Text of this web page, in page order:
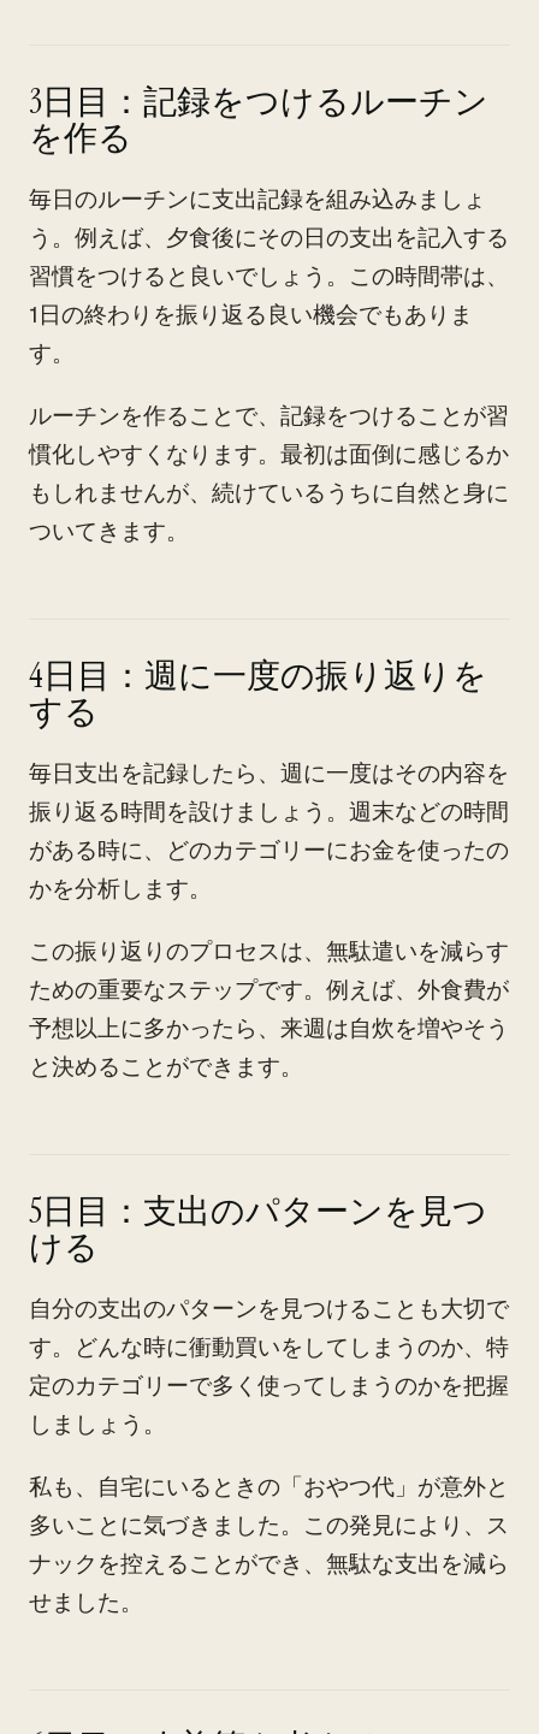
3日目：記録をつけるルーチン
を作る
毎日のルーチンに支出記録を組み込みましょ
う。例えば、夕食後にその日の支出を記入する
習慣をつけると良いでしょう。この時間帯は、
1日の終わりを振り返る良い機会でもありま
す。
ルーチンを作ることで、記録をつけることが習
慣化しやすくなります。最初は面倒に感じるか
もしれませんが、続けているうちに自然と身に
ついてきます。
4日目：週に一度の振り返りを
する
毎日支出を記録したら、週に一度はその内容を
振り返る時間を設けましょう。週末などの時間
がある時に、どのカテゴリーにお金を使ったの
かを分析します。
この振り返りのプロセスは、無駄遣いを減らす
ための重要なステップです。例えば、外食費が
予想以上に多かったら、来週は自炊を増やそう
と決めることができます。
5日目：支出のパターンを見つ
ける
自分の支出のパターンを見つけることも大切で
す。どんな時に衝動買いをしてしまうのか、特
定のカテゴリーで多く使ってしまうのかを把握
しましょう。
私も、自宅にいるときの「おやつ代」が意外と
多いことに気づきました。この発見により、ス
ナックを控えることができ、無駄な支出を減ら
せました。